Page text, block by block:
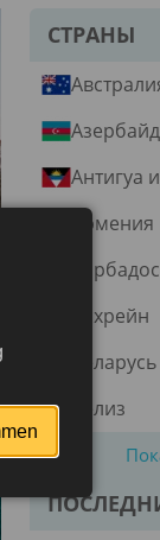
СТРАНЫ
Антигуа
Армения
Барбадос
Бахрейн
Беларусь
Белиз